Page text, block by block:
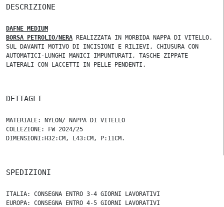
DESCRIZIONE
DAFNE MEDIUM
BORSA PETROLIO/NERA REALIZZATA IN MORBIDA NAPPA DI VITELLO.
SUL DAVANTI MOTIVO DI INCISIONI E RILIEVI, CHIUSURA CON
AUTOMATICI-LUNGHI MANICI IMPUNTURATI, TASCHE ZIPPATE
LATERALI CON LACCETTI IN PELLE PENDENTI.
DETTAGLI
MATERIALE: NYLON/ NAPPA DI VITELLO
COLLEZIONE: FW 2024/25
DIMENSIONI:H32:CM, L43:CM, P:11CM.
SPEDIZIONI
ITALIA: CONSEGNA ENTRO 3-4 GIORNI LAVORATIVI
EUROPA: CONSEGNA ENTRO 4-5 GIORNI LAVORATIVI